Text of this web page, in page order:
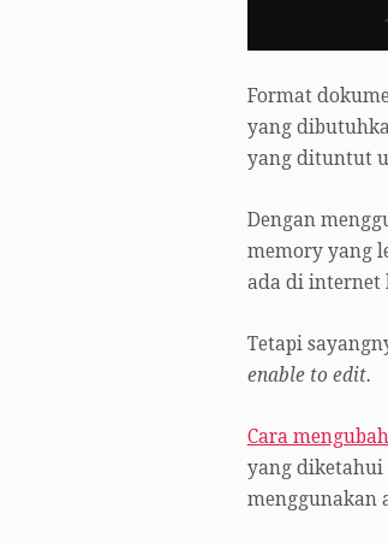
Format
yang
yang dituntut
Dengan
memory yang
ada di internet
Tetapi
enable to edit.
Cara
yang diketahui
menggunakan